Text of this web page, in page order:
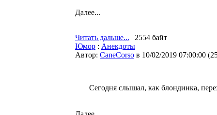
Далее...
Читать дальше... | 2554 байт
Юмор : Анекдоты
Автор: CaneCorso в 10/02/2019 07:00:00 (
Сегодня слышал, как блондинка,